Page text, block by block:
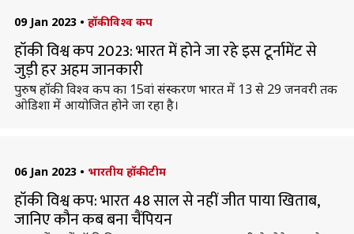
09 Jan 2023 • हॉकी विश्व कप
हॉकी विश्व कप 2023: भारत में होने जा रहे इस टूर्नामेंट से
जुड़ी हर अहम जानकारी
पुरुष हॉकी विश्व कप का 15वां संस्करण भारत में 13 से 29 जनवरी तक
ओडिशा में आयोजित होने जा रहा है।
06 Jan 2023 • भारतीय हॉकी टीम
हॉकी विश्व कप: भारत 48 साल से नहीं जीत पाया खिताब,
जानिए कौन कब बना चैंपियन